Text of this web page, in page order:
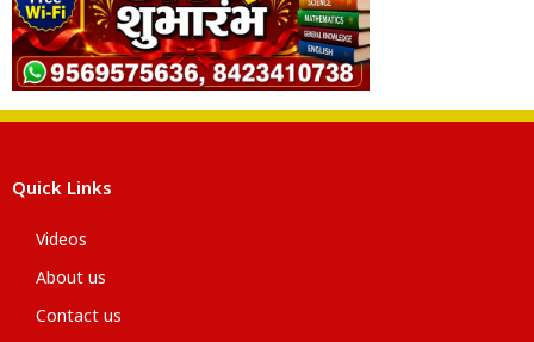
Quick Links
Videos
About us
Contact us